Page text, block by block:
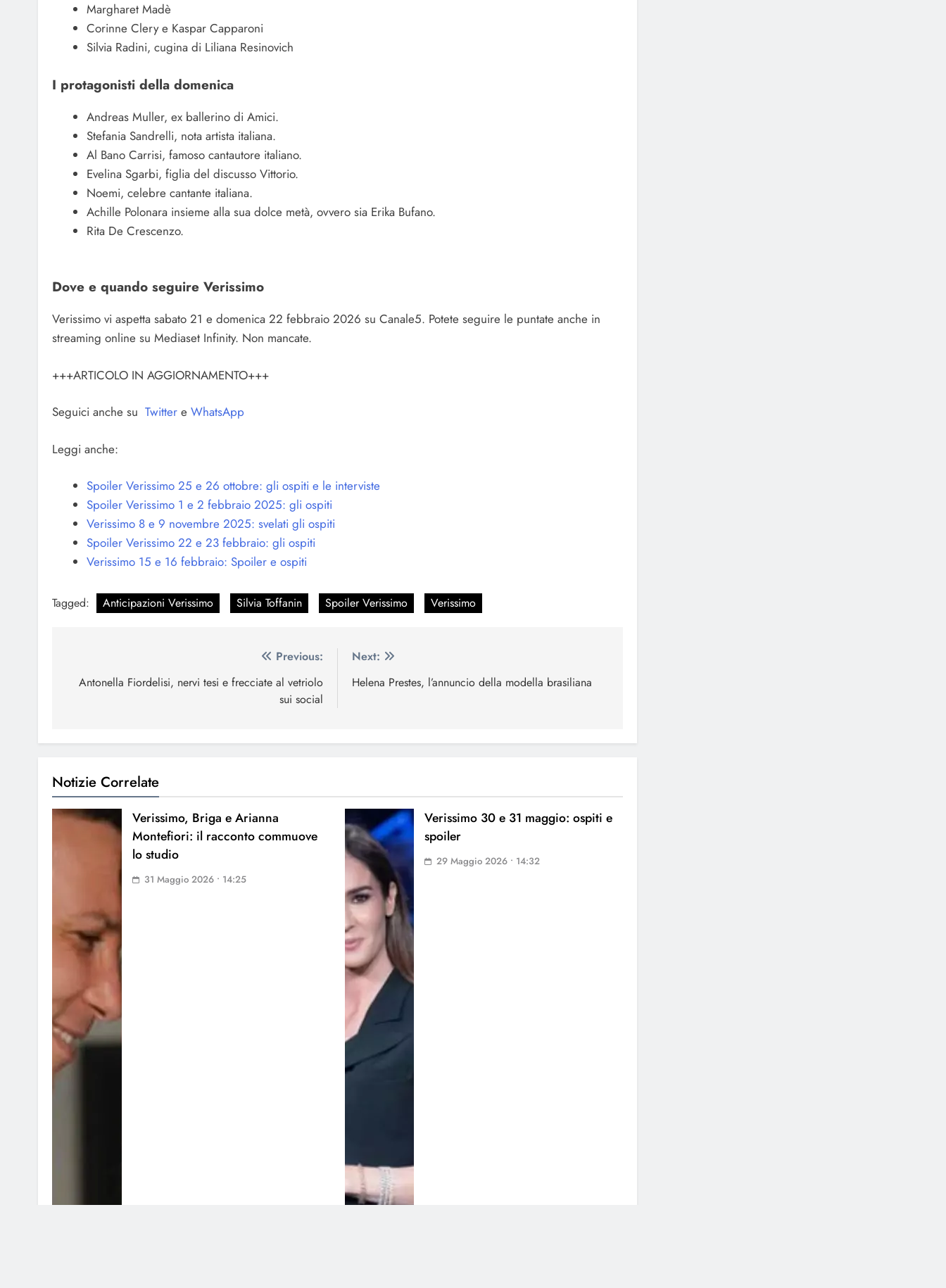
Margharet Madè
Corinne Clery e Kaspar Capparoni
Silvia Radini, cugina di Liliana Resinovich
I protagonisti della domenica
Andreas Muller, ex ballerino di Amici.
Stefania Sandrelli, nota artista italiana.
Al Bano Carrisi, famoso cantautore italiano.
Evelina Sgarbi, figlia del discusso Vittorio.
Noemi, celebre cantante italiana.
Achille Polonara insieme alla sua dolce metà, ovvero sia Erika Bufano.
Rita De Crescenzo.
Dove e quando seguire Verissimo
Verissimo vi aspetta sabato 21 e domenica 22 febbraio 2026 su Canale5. Potete seguire le puntate anche in
streaming online su Mediaset Infinity. Non mancate.
+++ARTICOLO IN AGGIORNAMENTO+++
Seguici anche su Twitter e WhatsApp
Leggi anche:
Spoiler Verissimo 25 e 26 ottobre: gli ospiti e le interviste
Spoiler Verissimo 1 e 2 febbraio 2025: gli ospiti
Verissimo 8 e 9 novembre 2025: svelati gli ospiti
Spoiler Verissimo 22 e 23 febbraio: gli ospiti
Verissimo 15 e 16 febbraio: Spoiler e ospiti
Tagged: Anticipazioni Verissimo Silvia Toffanin Spoiler Verissimo Verissimo
articoli
Previous:
Antonella Fiordelisi, nervi tesi e frecciate al vetriolo
sui social
Next:
Helena Prestes, l’annuncio della modella brasiliana
Notizie Correlate
Verissimo, Briga e Arianna
Montefiori: il racconto commuove
lo studio
31 Maggio 2026 • 14:25
Verissimo 30 e 31 maggio: ospiti e
spoiler
29 Maggio 2026 • 14:32